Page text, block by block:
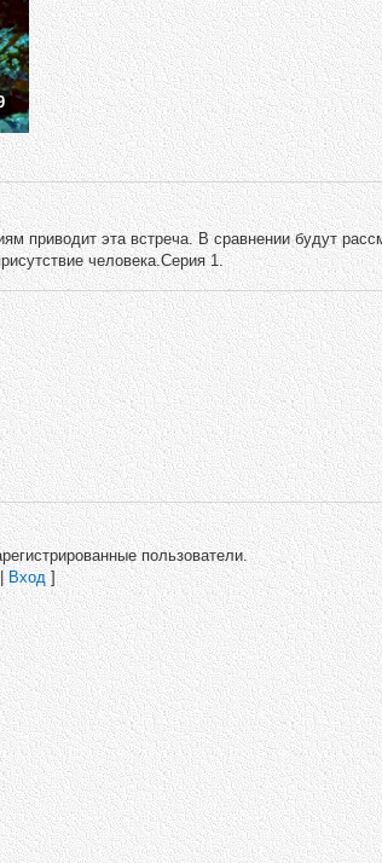
приводит эта встреча. В сравнении будут
человека.Серия 1.
пользователи.
Вход]